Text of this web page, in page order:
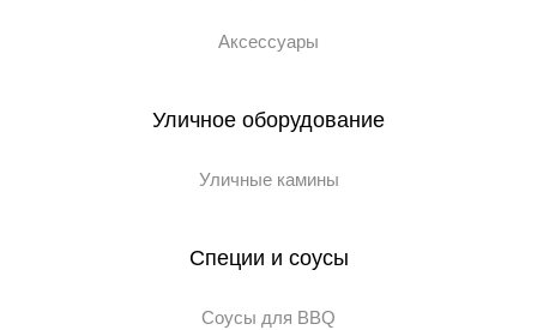
Аксессуары
Уличное оборудование
Уличные камины
Специи и соусы
Соусы для BBQ